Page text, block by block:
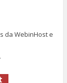
da WebinHost e